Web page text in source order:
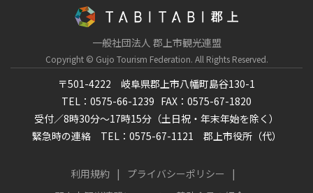
一般社団法人 郡上市観光連盟
Copyright © Gujo Tourism Federation. All Rights Reserved.
〒501-4222 岐阜県郡上市八幡町島谷130-1
TEL：0575-66-1239 FAX：0575-67-1820
受付／8時30分～17時15分（土日祝・年末年始を除く）
緊急時の連絡 TEL：0575-67-1121 郡上市役所（代）
利用規約
プライバシーポリシー